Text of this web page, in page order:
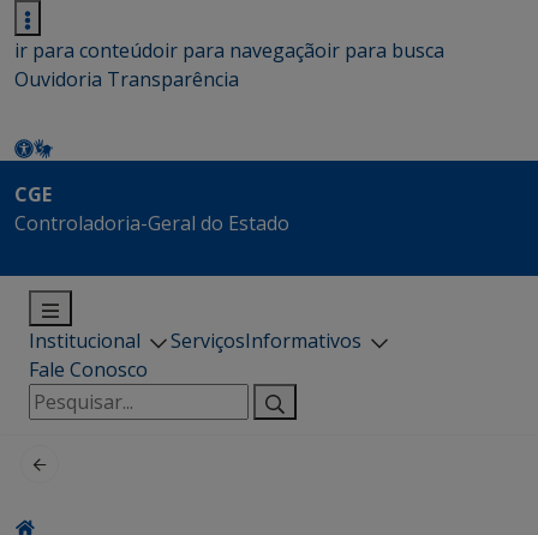
ir para conteúdoir para navegaçãoir para busca
Ouvidoria Transparência
CGE
Controladoria-Geral do Estado
Institucional ServiçosInformativos
Fale Conosco
Pesquisar
por: